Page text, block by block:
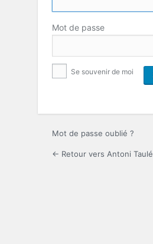
Mot de passe
Se souvenir de moi
Mot de passe oublié ?
← Retour vers Antoni Taulé